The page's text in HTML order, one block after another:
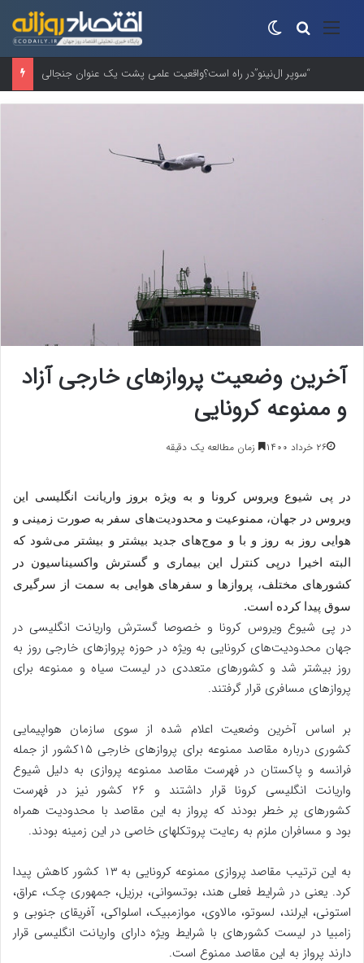
منو جستجو برای
“سوپر ال‌نینو”در راه است؟واقعیت علمی پشت یک عنوان جنجالی
آخرین وضعیت پروازهای خارجی آزاد
و ممنوعه کرونایی
۲۶ خرداد ۱۴۰۰ زمان مطالعه یک دقیقه
در پی شیوع ویروس کرونا و به ویژه بروز واریانت انگلیسی این
ویروس در جهان، ممنوعیت و محدودیت‌های سفر به صورت زمینی و
هوایی روز به روز و با و موج‌های جدید بیشتر و بیشتر می‌شود که
البته اخیرا درپی کنترل این بیماری و گسترش واکسیناسیون در
کشورهای مختلف، پروازها و سفرهای هوایی به سمت از سرگیری
سوق پیدا کرده است.
در پی شیوع ویروس کرونا و خصوصا گسترش واریانت انگلیسی در
جهان محدودیت‌های کرونایی به ویژه در حوزه پروازهای خارجی روز به
روز بیشتر شد و کشورهای متعددی در لیست سیاه و ممنوعه برای
پروازهای مسافری قرار گرفتند.
بر اساس آخرین وضعیت اعلام شده از سوی سازمان هواپیمایی
کشوری درباره مقاصد ممنوعه برای پروازهای خارجی ۱۵کشور از جمله
فرانسه و پاکستان در فهرست مقاصد ممنوعه پروازی به دلیل شیوع
واریانت انگلیسی کرونا قرار داشتند و ۲۶ کشور نیز در فهرست
کشورهای پر خطر بودند که پرواز به این مقاصد با محدودیت همراه
بود و مسافران ملزم به رعایت پروتکلهای خاصی در این زمینه بودند.
به این ترتیب مقاصد پروازی ممنوعه کرونایی به ۱۳ کشور کاهش پیدا
کرد. یعنی در شرایط فعلی هند، بوتسوانی، برزیل، جمهوری چک، عراق،
استونی، ایرلند، لسوتو، مالاوی، موازمبیک، اسلواکی، آفریقای جنوبی و
زامبیا در لیست کشورهای با شرایط ویژه دارای واریانت انگلیسی قرار
دارند پرواز به این مقاصد ممنوع است.